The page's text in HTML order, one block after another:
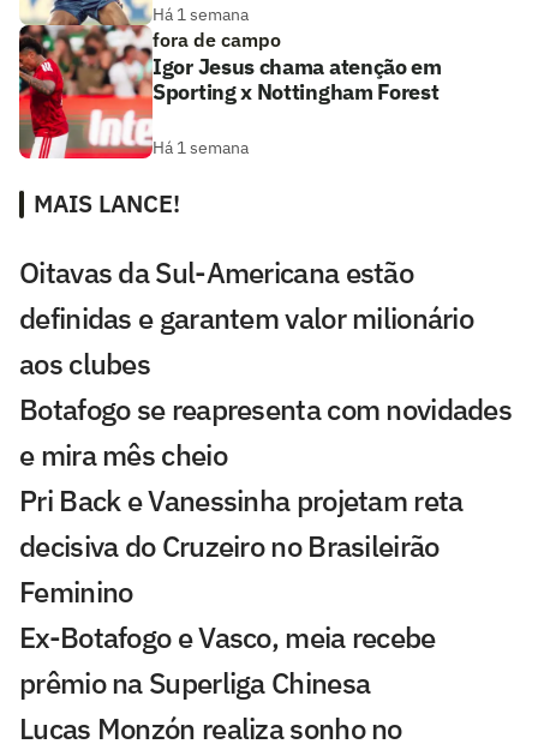
Há 1 semana
fora de campo
Igor Jesus chama atenção em
Sporting x Nottingham Forest
Há 1 semana
MAIS LANCE!
Oitavas da Sul-Americana estão
definidas e garantem valor milionário
aos clubes
Botafogo se reapresenta com novidades
e mira mês cheio
Pri Back e Vanessinha projetam reta
decisiva do Cruzeiro no Brasileirão
Feminino
Ex-Botafogo e Vasco, meia recebe
prêmio na Superliga Chinesa
Lucas Monzón realiza sonho no